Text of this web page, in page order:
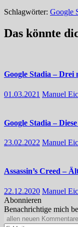
Schlagwörter: Google
Das könnte
Google Stadia –
01.03.2021 Manuel
Google Stadia –
23.02.2022 Manuel
Assassin’s Creed –
22.12.2020 Manuel
Abonnieren
Benachrichtige mich